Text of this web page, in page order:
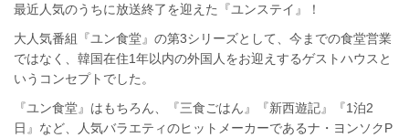
最近人気のうちに放送終了を迎えた『ユンステイ』！
大人気番組『ユン食堂』の第3シリーズとして、今までの食堂営業
ではなく、韓国在住1年以内の外国人をお迎えするゲストハウスと
いうコンセプトでした。
『ユン食堂』はもちろん、『三食ごはん』『新西遊記』『1泊2
日』など、人気バラエティのヒットメーカーであるナ・ヨンソクP